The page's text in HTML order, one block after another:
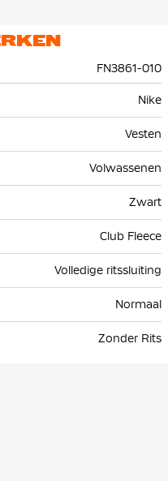
FN3861-010
Nike
Vesten
Volwassenen
Zwart
Club Fleece
Volledige ritssluiting
Normaal
Zonder Rits